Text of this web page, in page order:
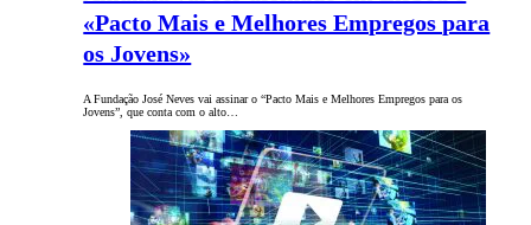
«Pacto Mais e Melhores Empregos para
os Jovens»
A Fundação José Neves vai assinar o “Pacto Mais e Melhores Empregos para os
Jovens”, que conta com o alto…